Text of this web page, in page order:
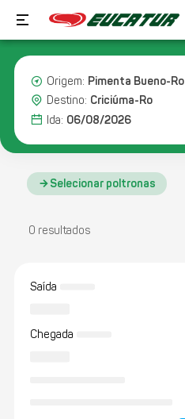
Origem: Pimenta Bueno-Ro
Destino: Criciúma-Ro
Ida: 06/08/2026
Selecionar poltronas
0 resultados
Saída
Chegada